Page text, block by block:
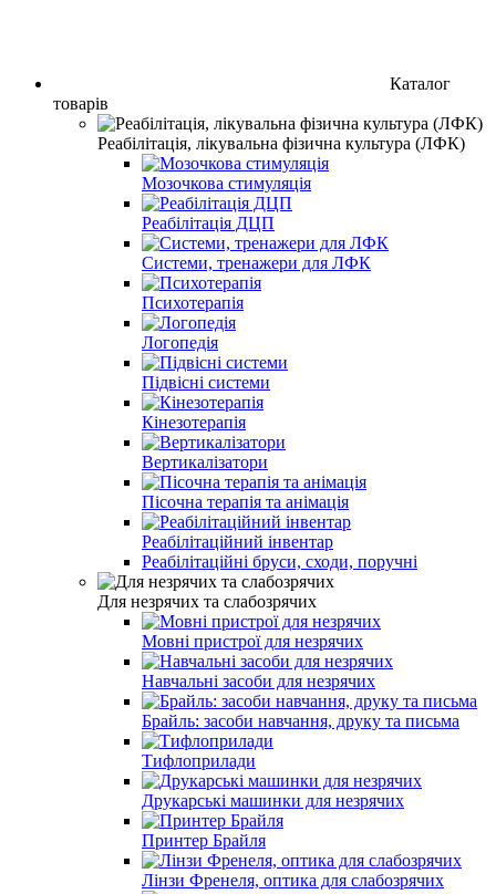
Каталог
товарів
Реабілітація, лікувальна фізична культура (ЛФК)
Мозочкова стимуляція
Реабілітація ДЦП
Системи, тренажери для ЛФК
Психотерапія
Логопедія
Підвісні системи
Кінезотерапія
Вертикалізатори
Пісочна терапія та анімація
Реабілітаційний інвентар
Реабілітаційні бруси, сходи, поручні
Для незрячих та слабозрячих
Мовні пристрої для незрячих
Навчальні засоби для незрячих
Брайль: засоби навчання, друку та письма
Тифлоприлади
Друкарські машинки для незрячих
Принтер Брайля
Лінзи Френеля, оптика для слабозрячих